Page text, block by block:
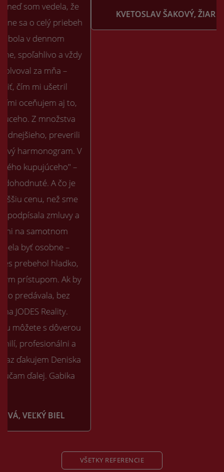
KVETOSLAV ŠAKOVÝ, ŽIAR NAD HORNOM
VŠETKY REFERENCIE